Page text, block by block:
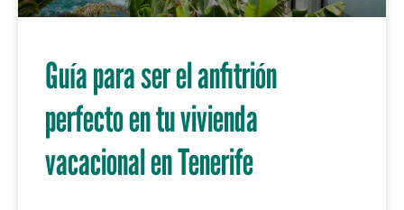
Guía para ser el anfitrión
perfecto en tu vivienda
vacacional en Tenerife